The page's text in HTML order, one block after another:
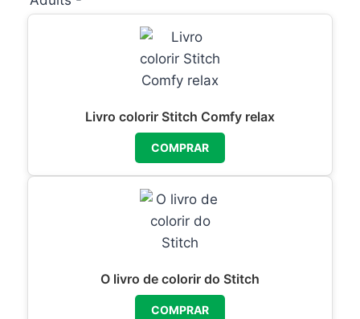
Livro colorir Stitch Comfy relax
COMPRAR
O livro de colorir do Stitch
COMPRAR